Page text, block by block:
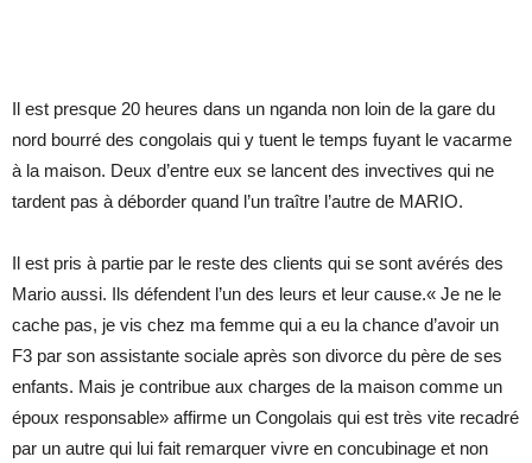
Il est presque 20 heures dans un nganda non loin de la gare du
nord bourré des congolais qui y tuent le temps fuyant le vacarme
à la maison. Deux d’entre eux se lancent des invectives qui ne
tardent pas à déborder quand l’un traître l’autre de MARIO.
Il est pris à partie par le reste des clients qui se sont avérés des
Mario aussi. Ils défendent l’un des leurs et leur cause.« Je ne le
cache pas, je vis chez ma femme qui a eu la chance d’avoir un
F3 par son assistante sociale après son divorce du père de ses
enfants. Mais je contribue aux charges de la maison comme un
époux responsable» affirme un Congolais qui est très vite recadré
par un autre qui lui fait remarquer vivre en concubinage et non